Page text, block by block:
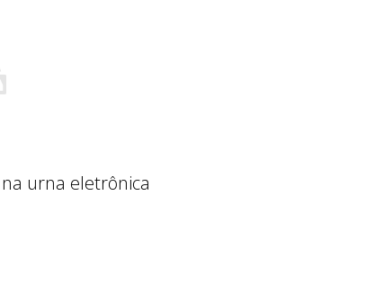
urna eletrônica